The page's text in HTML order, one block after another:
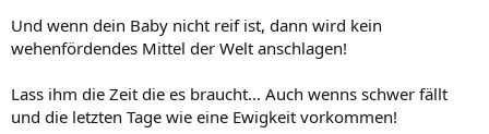
Und wenn dein Baby nicht reif ist, dann wird kein
wehenfördendes Mittel der Welt anschlagen!
Lass ihm die Zeit die es braucht... Auch wenns schwer fällt
und die letzten Tage wie eine Ewigkeit vorkommen!